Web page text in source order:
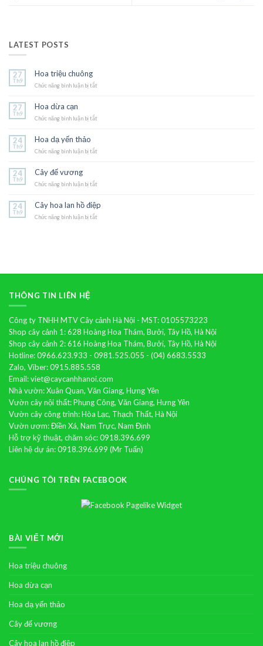
LATEST POSTS
27
Th9
Hoa triệu chuông
Chức năng bình luận bị tắt
27
Th9
Hoa dừa cạn
Chức năng bình luận bị tắt
24
Th9
Hoa dạ yến thảo
Chức năng bình luận bị tắt
24
Th9
Cây đế vương
Chức năng bình luận bị tắt
vương
24
Th9
Cây hoa lan hồ điệp
Chức năng bình luận bị tắt
THÔNG TIN LIÊN HỆ
Công ty TNHH MTV Cây cảnh Hà Nội - MST: 0105573223
Shop cây cảnh 1: 628 Hoàng Hoa Thám, Bưởi, Tây Hồ, Hà Nội
Shop cây cảnh 2: 616 Hoàng Hoa Thám, Bưởi, Tây Hồ, Hà Nội
Hotline: 0966.623.933 - 0981.525.055 - (04) 6683.5533
Zalo, Viber: 0915.885.558
Email: viet@caycanhhanoi.com
Nhà vườn: Xuân Quan, Văn Giang, Hưng Yên
Vườn cây nội thất: Phụng Công, Văn Giang, Hưng Yên
Vườn cây công trình: Hòa Lạc, Thạch Thất, Hà Nội
Vườn ươm: Điền Xá, Nam Trực, Nam Định
Hỗ trợ kỹ thuật, chăm sóc: 0918.396.699
Liên hệ dự án: 0918.396.699 (Mr Tuấn)
CHÚNG TÔI TRÊN FACEBOOK
BÀI VIẾT MỚI
Hoa triệu chuông
Hoa dừa cạn
Hoa dạ yến thảo
Cây đế vương
Cây hoa lan hồ điệp